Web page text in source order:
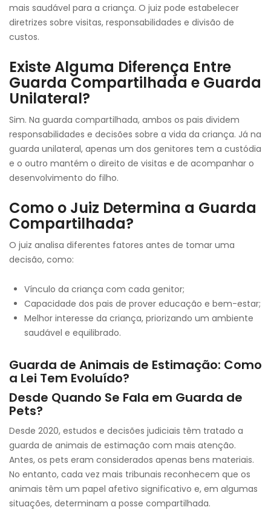
mais saudável para a criança. O juiz pode estabelecer
diretrizes sobre visitas, responsabilidades e divisão de
custos.
Existe Alguma Diferença Entre
Guarda Compartilhada e Guarda
Unilateral?
Sim. Na guarda compartilhada, ambos os pais dividem
responsabilidades e decisões sobre a vida da criança. Já na
guarda unilateral, apenas um dos genitores tem a custódia
e o outro mantém o direito de visitas e de acompanhar o
desenvolvimento do filho.
Como o Juiz Determina a Guarda
Compartilhada?
O juiz analisa diferentes fatores antes de tomar uma
decisão, como:
Vínculo da criança com cada genitor;
Capacidade dos pais de prover educação e bem-estar;
Melhor interesse da criança, priorizando um ambiente
saudável e equilibrado.
Guarda de Animais de Estimação: Como
a Lei Tem Evoluído?
Desde Quando Se Fala em Guarda de
Pets?
Desde 2020, estudos e decisões judiciais têm tratado a
guarda de animais de estimação com mais atenção.
Antes, os pets eram considerados apenas bens materiais.
No entanto, cada vez mais tribunais reconhecem que os
animais têm um papel afetivo significativo e, em algumas
situações, determinam a posse compartilhada.